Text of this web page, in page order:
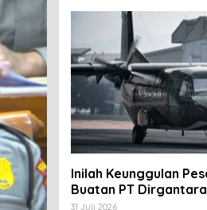
Inilah Keunggulan
Buatan PT
Dukung Berbagai
31 Juli 2026